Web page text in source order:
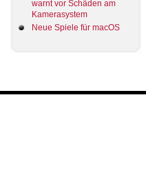
warnt vor Schäden am
Kamerasystem
Neue Spiele für macOS